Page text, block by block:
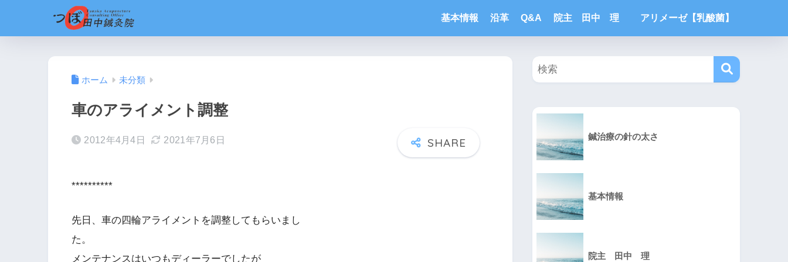
基本情報 沿革 Q&A 院主 田中 理 アリメーゼ【乳酸菌】
ホーム 未分類
車のアライメント調整
2012年4月4日 2021年7月6日
**********
先日、車の四輪アライメントを調整してもらいまし
た。
メンテナンスはいつもディーラーでしたが
鍼治療の針の太さ
基本情報
院主 田中 理